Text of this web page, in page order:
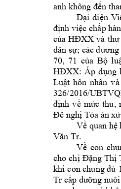
anh không đến t
Đại diện V
định việc chấp
của HĐXX và thư
dân sự; các
70, 71 của Bộ
HĐXX: Áp dụng
Luật hôn nhân và
326/2016/UBTV
định về mức thu,
Đề nghị Tòa án
Về quan hệ
Văn Tr.
Về con
cho chị Đặng Thị
khi con chung đủ
Tr cấp dưỡng